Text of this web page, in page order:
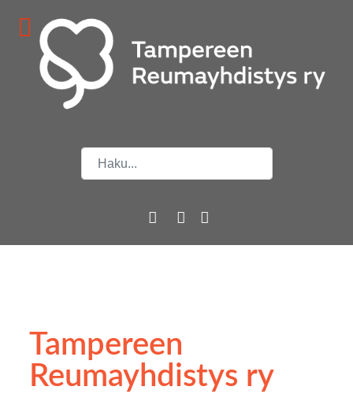
Etsi
Tampereen
Reumayhdistys ry